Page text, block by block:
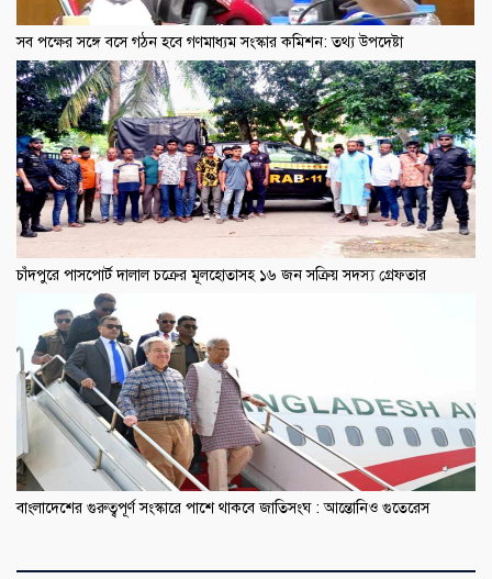
সব পক্ষের সঙ্গে বসে গঠন হবে গণমাধ্যম সংস্কার কমিশন: তথ্য উপদেষ্টা
চাঁদপুরে পাসপোর্ট দালাল চক্রের মূলহোতাসহ ১৬ জন সক্রিয় সদস্য গ্রেফতার
বাংলাদেশের গুরুত্বপূর্ণ সংস্কারে পাশে থাকবে জাতিসংঘ : আন্তোনিও গুতেরেস